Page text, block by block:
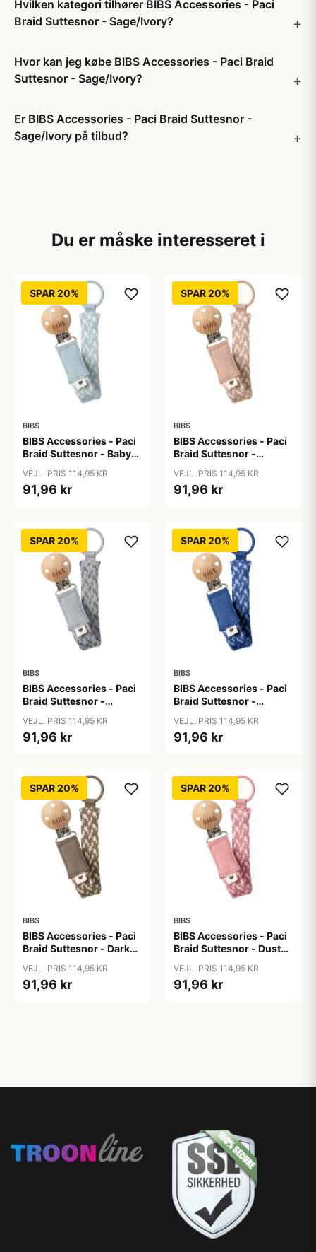
Hvilken kategori tilhører BIBS Accessories - Paci
Braid Suttesnor - Sage/Ivory?
Hvor kan jeg købe BIBS Accessories - Paci Braid
Suttesnor - Sage/Ivory?
Er BIBS Accessories - Paci Braid Suttesnor -
Sage/Ivory på tilbud?
Du er måske interesseret i
SPAR 20%
BIBS
BIBS Accessories - Paci
Braid Suttesnor - Baby
VEJL. PRIS 114,95 KR
91,96 kr
SPAR 20%
BIBS
BIBS Accessories - Paci
Braid Suttesnor -
VEJL. PRIS 114,95 KR
91,96 kr
SPAR 20%
BIBS
BIBS Accessories - Paci
Braid Suttesnor -
VEJL. PRIS 114,95 KR
91,96 kr
SPAR 20%
BIBS
BIBS Accessories - Paci
Braid Suttesnor -
VEJL. PRIS 114,95 KR
91,96 kr
SPAR 20%
BIBS
BIBS Accessories - Paci
Braid Suttesnor - Dark
VEJL. PRIS 114,95 KR
91,96 kr
SPAR 20%
BIBS
BIBS Accessories - Paci
Braid Suttesnor - Dusty
VEJL. PRIS 114,95 KR
91,96 kr